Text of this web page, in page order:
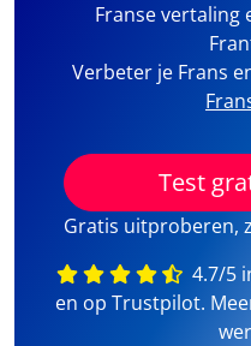
Franse vertaling
Verbeter je Frans
Test
Gratis uitproberen,
4.7/5
en op Trustpilot.